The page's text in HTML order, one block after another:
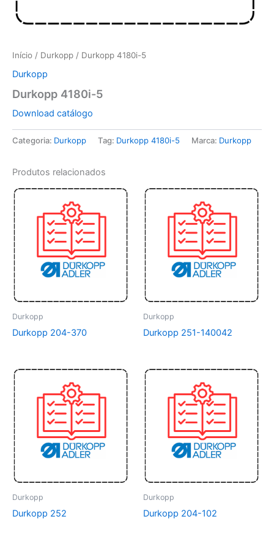
Início / Durkopp / Durkopp 4180i-5
Durkopp
Durkopp 4180i-5
Download catálogo
Categoria: Durkopp Tag: Durkopp 4180i-5 Marca: Durkopp
Produtos relacionados
Durkopp
Durkopp 204-370
Durkopp
Durkopp 251-140042
Durkopp
Durkopp 252
Durkopp
Durkopp 204-102